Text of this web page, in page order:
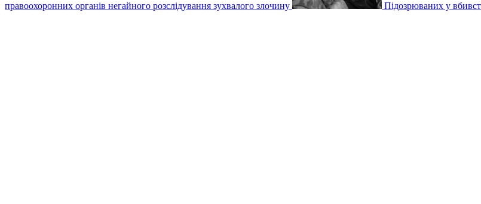
правоохоронних органів негайного розслідування зухвалого злочину Підозрюваних у